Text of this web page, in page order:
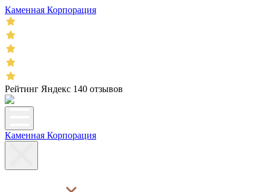
Каменная Корпорация
Рейтинг Яндекс 140 отзывов
Каменная Корпорация